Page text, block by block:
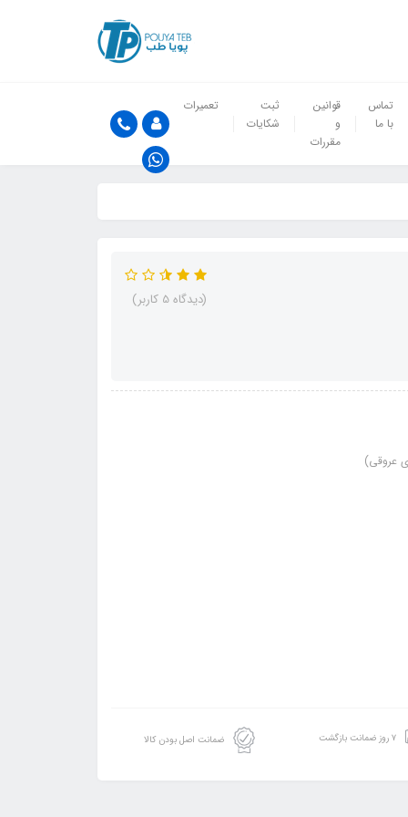
تماس
با ما
قوانین
و
مقررات
ثبت
شکایات
تعمیرات
(دیدگاه 5 کاربر)
عروقی)
۷ روز ضمانت بازگشت ضمانت اصل بودن کالا